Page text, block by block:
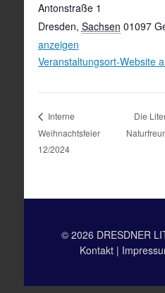
Antonstraße 1
Dresden, Sachsen 01097
anzeigen
Veranstaltungsort-Website
Interne
Weihnachtsfeier
12/2024
Die
© 2026 DRESDNER
Kontakt|